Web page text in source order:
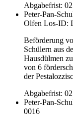
Abgabefrist:
Peter-Pan-
Olfen Los-ID:
Beförderung
Schülern aus
Hausdülmen
von 6
der
Abgabefrist:
Peter-Pan-
0016